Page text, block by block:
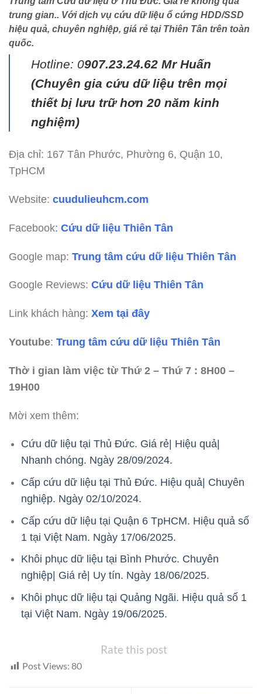
trung gian.. Với dịch vụ cứu dữ liệu ổ cứng HDD/SSD
hiệu quả, chuyên nghiệp, giá rẻ tại Thiên Tân trên toàn
quốc.
Hotline: 0907.23.24.62 Mr Huấn
(Chuyên gia cứu dữ liệu trên mọi
thiết bị lưu trữ hơn 20 năm kinh
nghiệm)
Địa chỉ: 167 Tân Phước, Phường 6, Quận 10,
TpHCM
Website: cuudulieuhcm.com
Facebook: Cứu dữ liệu Thiên Tân
Google map: Trung tâm cứu dữ liệu Thiên Tân
Google Reviews: Cứu dữ liệu Thiên Tân
Link khách hàng: Xem tại đây
Youtube: Trung tâm cứu dữ liệu Thiên Tân
Thờ i gian làm việc từ Thứ 2 – Thứ 7 : 8H00 –
19H00
Mời xem thêm:
Cứu dữ liệu tại Thủ Đức. Giá rẻ| Hiệu quả|
Nhanh chóng. Ngày 28/09/2024.
Cấp cứu dữ liệu tại Thủ Đức. Hiệu quả| Chuyên
nghiệp. Ngày 02/10/2024.
Cấp cứu dữ liệu tại Quận 6 TpHCM. Hiệu quả số
1 tại Việt Nam. Ngày 17/06/2025.
Khôi phục dữ liệu tại Bình Phước. Chuyên
nghiệp| Giá rẻ| Uy tín. Ngày 18/06/2025.
Khôi phục dữ liệu tại Quảng Ngãi. Hiệu quả số 1
tại Việt Nam. Ngày 19/06/2025.
Rate this post
Post Views: 80